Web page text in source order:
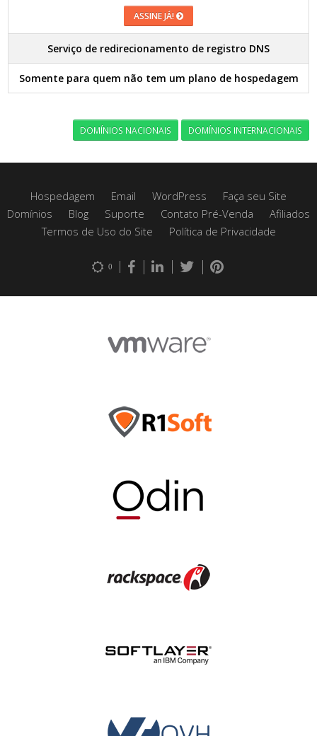
ASSINE JÁ!
Serviço de redirecionamento de registro DNS
Somente para quem não tem um plano de hospedagem
DOMÍNIOS NACIONAIS DOMÍNIOS INTERNACIONAIS
Hospedagem Email WordPress
Faça seu Site
Domínios
Blog Suporte Contato Pré-Venda
Afiliados
Termos de Uso do Site
Política de Privacidade
0